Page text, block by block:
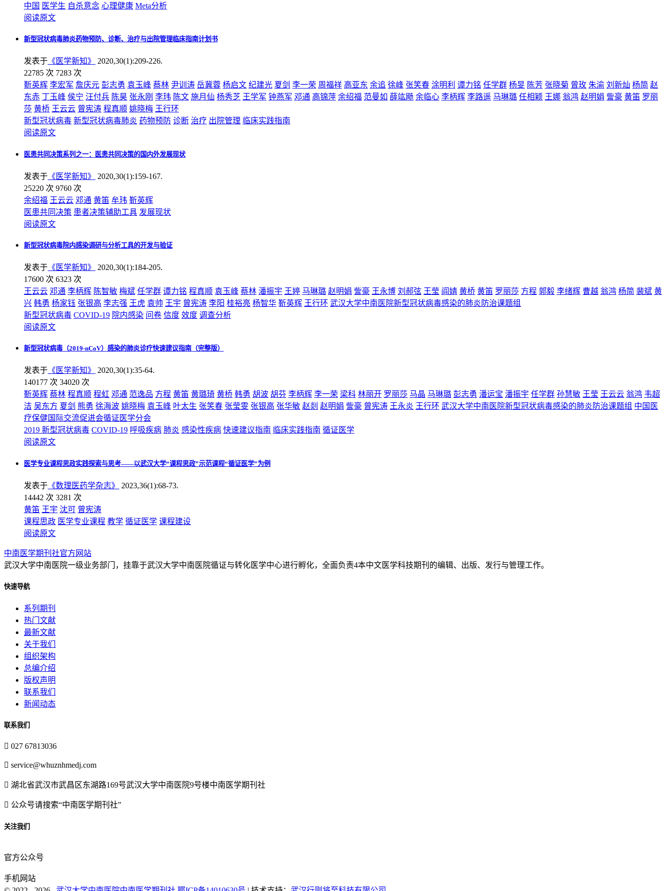
中国 医学生 自杀意念 心理健康 Meta分析
阅读原文
新型冠状病毒肺炎药物预防、诊断、治疗与出院管理临床指南计划书
发表于 《医学新知》
2020,30(1):209-226.
22785 次 7283 次
靳英辉 李宏军 詹庆元 彭志勇 袁玉峰 蔡林 尹训涛 岳冀蓉 杨启文 纪建光 夏剑 李一荣 周福祥 高亚东 余追 徐峰 张笑春 涂明利 谭力铭 任学群 杨旻 陈芳 张晓菊 曾玫 朱渝 刘新灿 杨简 赵
东赤 丁玉峰 侯宁 汪付兵 陈昊 张永刚 李玮 陈文 施月仙 杨秀芝 王学军 钟燕军 邓通 高锦萍 余绍福 范曼如 薛竑飏 余临心 李柄辉 李路遥 马琳璐 任相颖 王娜 翁鸿 赵明娟 訾豪 黄笛 罗丽
莎 黄桥 王云云 曾宪涛 程真顺 姚晓梅 王行环
新型冠状病毒 新型冠状病毒肺炎 药物预防 诊断 治疗 出院管理 临床实践指南
阅读原文
医患共同决策系列之一：医患共同决策的国内外发展现状
发表于 《医学新知》
2020,30(1):159-167.
25220 次 9760 次
余绍福 王云云 邓通 黄笛 牟玮 靳英辉
医患共同决策 患者决策辅助工具 发展现状
阅读原文
新型冠状病毒院内感染调研与分析工具的开发与验证
发表于 《医学新知》
2020,30(1):184-205.
17600 次 6323 次
王云云 邓通 李柄辉 陈智敏 梅斌 任学群 谭力铭 程真顺 袁玉峰 蔡林 潘振宇 王婷 马琳璐 赵明娟 訾豪 王永博 刘郝弦 王莹 阎婧 黄桥 黄笛 罗丽莎 方程 郭毅 李绪辉 曹越 翁鸿 杨简 裴斌 黄
兴 韩勇 杨家钰 张银高 李志强 王虎 袁帅 王宇 曾宪涛 李阳 桂裕亮 杨智华 靳英辉 王行环 武汉大学中南医院新型冠状病毒感染的肺炎防治课题组
新型冠状病毒 COVID-19 院内感染 问卷 信度 效度 调查分析
阅读原文
新型冠状病毒（2019-nCoV）感染的肺炎诊疗快速建议指南（完整版）
发表于 《医学新知》
2020,30(1):35-64.
140177 次 34020 次
靳英辉 蔡林 程真顺 程虹 邓通 范逸品 方程 黄笛 黄璐琦 黄桥 韩勇 胡波 胡芬 李柄辉 李一荣 梁科 林丽开 罗丽莎 马晶 马琳璐 彭志勇 潘运宝 潘振宇 任学群 孙慧敏 王莹 王云云 翁鸿 韦超
洁 吴东方 夏剑 熊勇 徐海波 姚晓梅 袁玉峰 叶太生 张笑春 张莹雯 张银高 张华敏 赵剡 赵明娟 訾豪 曾宪涛 王永炎 王行环 武汉大学中南医院新型冠状病毒感染的肺炎防治课题组 中国医
疗保健国际交流促进会循证医学分会
2019 新型冠状病毒 COVID-19 呼吸疾病 肺炎 感染性疾病 快速建议指南 临床实践指南 循证医学
阅读原文
医学专业课程思政实践探索与思考——以武汉大学“课程思政”示范课程“循证医学”为例
发表于 《数理医药学杂志》
2023,36(1):68-73.
14442 次 3281 次
黄笛 王宇 沈可 曾宪涛
课程思政 医学专业课程 教学 循证医学 课程建设
阅读原文
中南医学期刊社官方网站
武汉大学中南医院一级业务部门，挂靠于武汉大学中南医院循证与转化医学中心进行孵化，全面负责4本中文医学科技期刊的编辑、出版、发行与管理工作。
快速导航
系列期刊
热门文献
最新文献
关于我们
组织架构
总编介绍
版权声明
联系我们
新闻动态
联系我们
 027 67813036
 service@whuznhmedj.com
 湖北省武汉市武昌区东湖路169号武汉大学中南医院9号楼中南医学期刊社
 公众号请搜索“中南医学期刊社”
关注我们
官方公众号
手机网站